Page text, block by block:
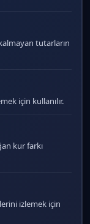
tutarların
için kullanılır.
kur farkı
izlemek için